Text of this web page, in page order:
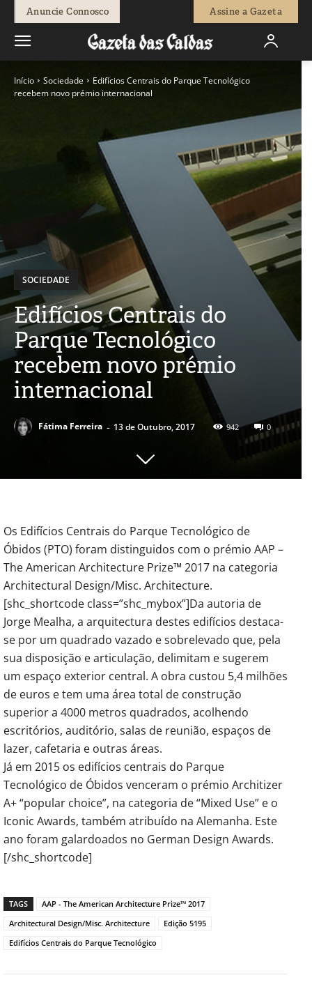
Anuncie Connosco Assine a Gazeta
Início Sociedade
Edifícios Centrais do Parque Tecnológico
recebem novo prémio internacional
SOCIEDADE
Edifícios Centrais do
Parque Tecnológico
recebem novo prémio
internacional
Fátima Ferreira - 13 de Outubro, 2017 942 0
Os Edifícios Centrais do Parque Tecnológico de
Óbidos (PTO) foram distinguidos com o prémio AAP –
The American Architecture Prize™ 2017 na categoria
Architectural Design/Misc. Architecture.
[shc_shortcode class=”shc_mybox”]Da autoria de
Jorge Mealha, a arquitectura destes edifícios destaca-
se por um quadrado vazado e sobrelevado que, pela
sua disposição e articulação, delimitam e sugerem
um espaço exterior central. A obra custou 5,4 milhões
de euros e tem uma área total de construção
superior a 4000 metros quadrados, acolhendo
escritórios, auditório, salas de reunião, espaços de
lazer, cafetaria e outras áreas.
Já em 2015 os edifícios centrais do Parque
Tecnológico de Óbidos venceram o prémio Architizer
A+ “popular choice”, na categoria de “Mixed Use” e o
Iconic Awards, também atribuído na Alemanha. Este
ano foram galardoados no German Design Awards.
[/shc_shortcode]
TAGS
AAP - The American Architecture Prize™ 2017
Architectural Design/Misc. Architecture
Edição 5195
Edifícios Centrais do Parque Tecnológico